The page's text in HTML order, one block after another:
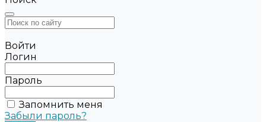
Войти
Логин
Пароль
Запомнить меня
Забыли пароль?